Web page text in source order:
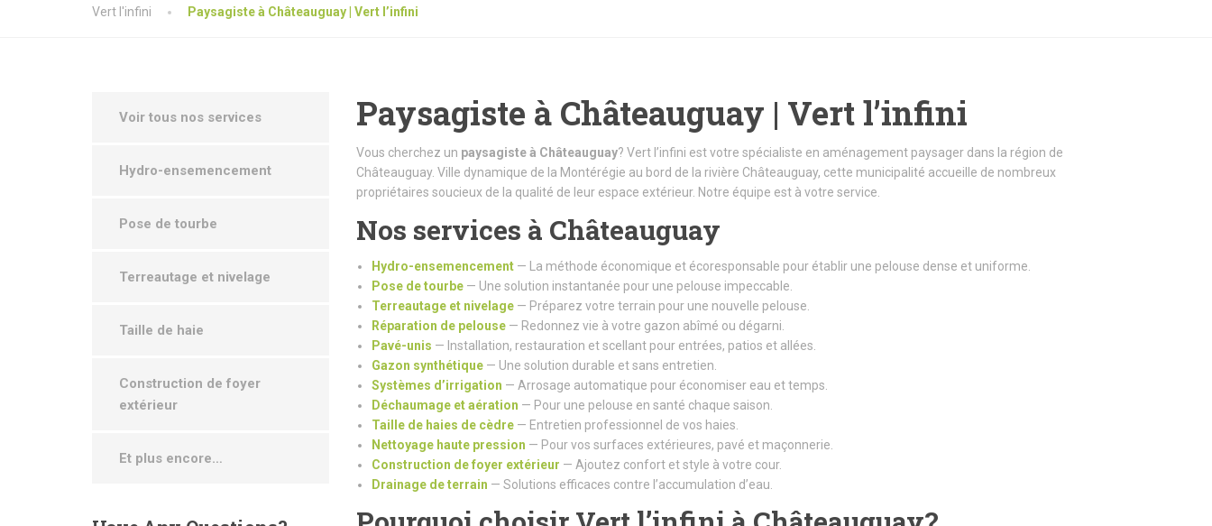
Vert l'infini Paysagiste à Châteauguay | Vert l’infini
Paysagiste à Châteauguay | Vert l’infini
Vous cherchez un paysagiste à Châteauguay? Vert l’infini est votre spécialiste en aménagement paysager dans la région de
Châteauguay. Ville dynamique de la Montérégie au bord de la rivière Châteauguay, cette municipalité accueille de nombreux
propriétaires soucieux de la qualité de leur espace extérieur. Notre équipe est à votre service.
Nos services à Châteauguay
Hydro-ensemencement— La méthode économique et écoresponsable pour établir une pelouse dense et uniforme.
Pose de tourbe— Une solution instantanée pour une pelouse impeccable.
Terreautage et nivelage— Préparez votre terrain pour une nouvelle pelouse.
Réparation de pelouse— Redonnez vie à votre gazon abîmé ou dégarni.
Pavé-unis — Installation, restauration et scellant pour entrées, patios et allées.
Gazon synthétique— Une solution durable et sans entretien.
Systèmes d’irrigation — Arrosage automatique pour économiser eau et temps.
Déchaumage et aération — Pour une pelouse en santé chaque saison.
Taille de haies de cèdre— Entretien professionnel de vos haies.
Nettoyage haute pression — Pour vos surfaces extérieures, pavé et maçonnerie.
Construction de foyer extérieur — Ajoutez confort et style à votre cour.
Drainage de terrain — Solutions efficaces contre l’accumulation d’eau.
Voir tous nos services
Hydro-ensemencement
Pose de tourbe
Terreautage et nivelage
Taille de haie
Construction de foyer
extérieur
Et plus encore…